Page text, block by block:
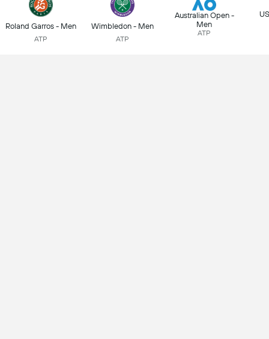
Roland Garros - Men
ATP
Wimbledon - Men
ATP
Australian Open -
Men
ATP